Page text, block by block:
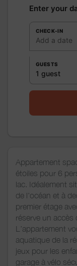
Enter your
CHECK-IN
Add a date
GUESTS
1 guest
Appartement
étoiles pour 6
lac. Idéalement
de l'océan et à
premier étage
réserve un accès
L’appartement
aquatique de la
jeux pour les
garage à vélo